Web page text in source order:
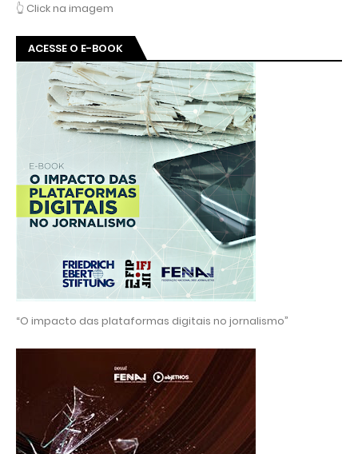
👆 Click na imagem
ACESSE O E-BOOK
“O impacto das plataformas digitais no jornalismo”